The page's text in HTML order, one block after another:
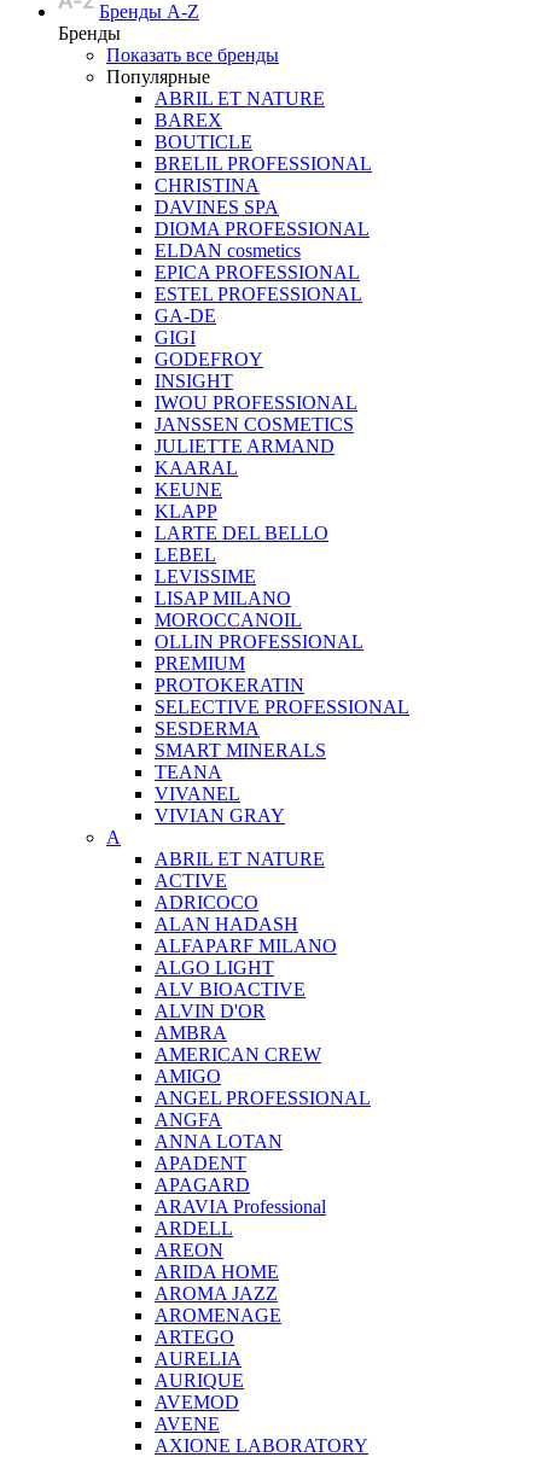
Бренды A-Z
Бренды
Показать все бренды
Популярные
ABRIL ET NATURE
BAREX
BOUTICLE
BRELIL PROFESSIONAL
CHRISTINA
DAVINES SPA
DIOMA PROFESSIONAL
ELDAN cosmetics
EPICA PROFESSIONAL
ESTEL PROFESSIONAL
GA-DE
GIGI
GODEFROY
INSIGHT
IWOU PROFESSIONAL
JANSSEN COSMETICS
JULIETTE ARMAND
KAARAL
KEUNE
KLAPP
LARTE DEL BELLO
LEBEL
LEVISSIME
LISAP MILANO
MOROCCANOIL
OLLIN PROFESSIONAL
PREMIUM
PROTOKERATIN
SELECTIVE PROFESSIONAL
SESDERMA
SMART MINERALS
TEANA
VIVANEL
VIVIAN GRAY
A
ABRIL ET NATURE
ACTIVE
ADRICOCO
ALAN HADASH
ALFAPARF MILANO
ALGO LIGHT
ALV BIOACTIVE
ALVIN D'OR
AMBRA
AMERICAN CREW
AMIGO
ANGEL PROFESSIONAL
ANGFA
ANNA LOTAN
APADENT
APAGARD
ARAVIA Professional
ARDELL
AREON
ARIDA HOME
AROMA JAZZ
AROMENAGE
ARTEGO
AURELIA
AURIQUE
AVEMOD
AVENE
AXIONE LABORATORY